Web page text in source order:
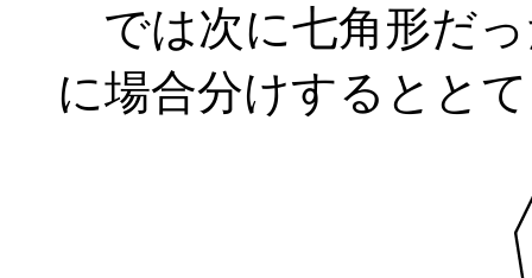
では次に七角形だ
に場合分けするとと